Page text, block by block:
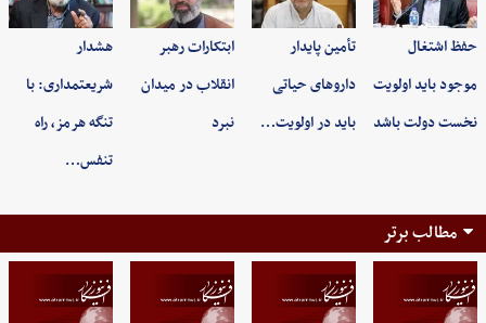
حفظ اشتغال
موجود باید اولویت
نخست دولت باشد
تأمین پایدار
داروهای حیاتی
باید در اولویت…
ابتکارات رهبر
انقلاب در میدان
نبرد
هشدار
شریعتمداری: با
تنگه هرمز، راه
تنفس…
مطالب برتر